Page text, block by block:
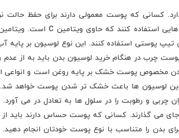
کسانی که پوست معمولی دارند برای حفظ حالت
پوستی استفاده کنند. این نوع لوسیون بر پایه
چرب در هنگام خرید لوسیون بدن باید به از
مخصوص پوست خشک بر پایه روغن است و انواعی از
لوسیون ها باعث خشک تر شدن پوست خواهد شد.
چربی و رطوبت را در سلول ها به تعادل در می
می گذارند. کسانی که پوست حساس دارند باید
بدن را متناسب با نوع پوست خودتان انجام